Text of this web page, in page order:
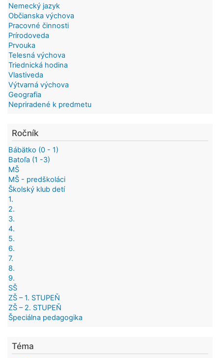
Nemecký jazyk
Občianska výchova
Pracovné činnosti
Prírodoveda
Prvouka
Telesná výchova
Triednická hodina
Vlastiveda
Výtvarná výchova
Geografia
Nepriradené k predmetu
Ročník
Bábätko (0 - 1)
Batoľa (1 -3)
MŠ
MŠ - predškoláci
Školský klub detí
1.
2.
3.
4.
5.
6.
7.
8.
9.
SŠ
ZŠ – 1. STUPEŇ
ZŠ – 2. STUPEŇ
Špeciálna pedagogika
Téma